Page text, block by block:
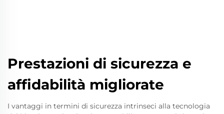
Prestazioni di sicurezza e
affidabilità migliorate
I vantaggi in termini di sicurezza intrinseci alla tecnologia